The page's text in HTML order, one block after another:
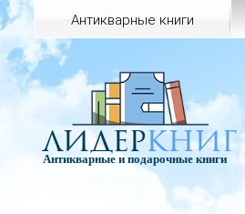
Антикварные книги
лидеркниг
Антикварные и подарочные книги